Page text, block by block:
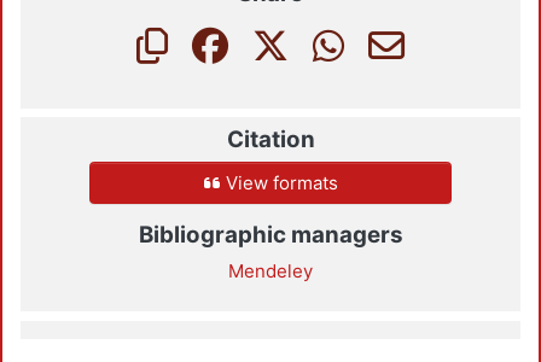
Citation
View formats
Bibliographic managers
Mendeley